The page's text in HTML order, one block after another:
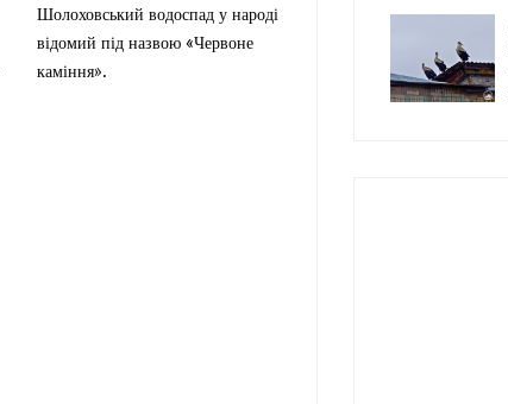
Шолоховський водоспад у народі
відомий під назвою «Червоне
каміння».